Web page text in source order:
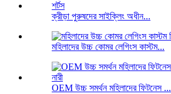
ক্রীড়া পুরুষদের সাইক্লিং অধীন...
মহিলাদের উচ্চ কোমর লেগিংস কাস্টম...
OEM উচ্চ সমর্থন মহিলাদের ফিটনেস ...